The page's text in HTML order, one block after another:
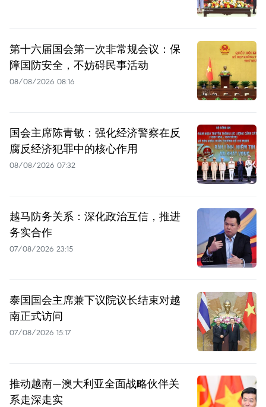
第十六届国会第一次非常规会议：保
障国防安全，不妨碍民事活动
08/08/2026 08:16
国会主席陈青敏：强化经济警察在反
腐反经济犯罪中的核心作用
08/08/2026 07:32
越马防务关系：深化政治互信，推进
务实合作
07/08/2026 23:15
泰国国会主席兼下议院议长结束对越
南正式访问
07/08/2026 15:17
推动越南—澳大利亚全面战略伙伴关
系走深走实